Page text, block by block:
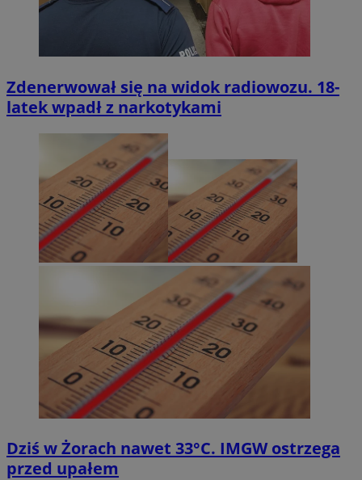
Zdenerwował się na widok radiowozu. 18-
latek wpadł z narkotykami
Dziś w Żorach nawet 33°C. IMGW ostrzega
przed upałem